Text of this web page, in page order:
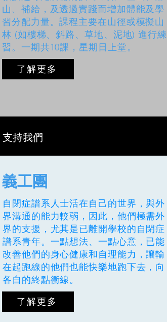
山、補給，及透過實踐而增加體能及學
習分配力量。課程主要在山徑或模擬山
林 (如樓梯、斜路、草地、泥地) 進行練
習。一期共10課，星期日上堂。
了解更多
支持我們
義工團
自閉症譜系人士活在自己的世界，與外
界溝通的能力較弱，因此，他們極需外
界的支援，尤其是已離開學校的自閉症
譜系青年。一點想法、一點心意，已能
改善他們的身心健康和自理能力，讓輸
在起跑線的他們也能快樂地跑下去，向
各自的終點衝線。
了解更多